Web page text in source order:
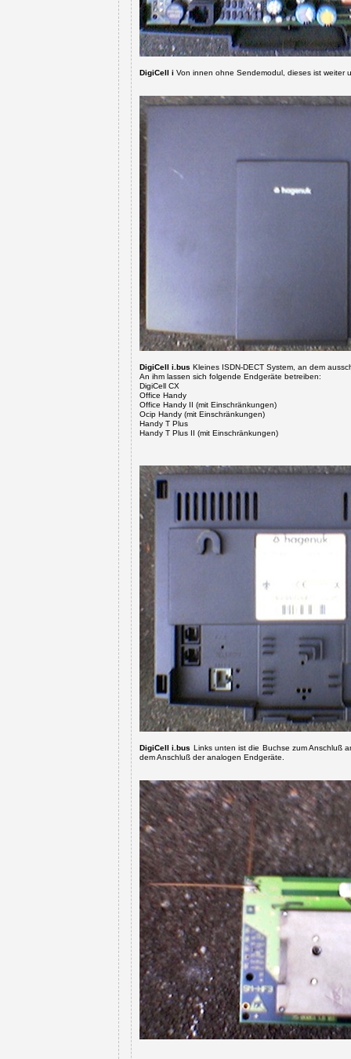
DigiCell i Von innen ohne Sendemodul, dieses ist weiter
DigiCell i.bus Kleines ISDN-DECT System, an dem
An ihm lassen sich folgende Endgeräte betreiben:
DigiCell CX
Office Handy
Office Handy II (mit Einschränkungen)
Ocip Handy (mit Einschränkungen)
Handy T Plus
Handy T Plus II (mit Einschränkungen)
DigiCell i .bus Links unten ist die Buchse zum Anschluß
dem Anschluß der analogen Endgeräte.